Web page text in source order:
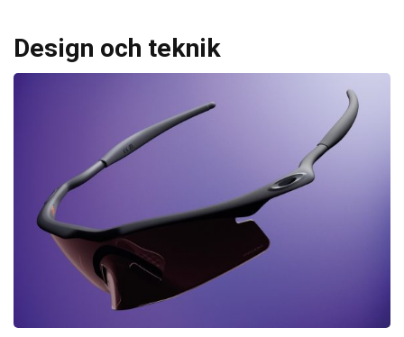
Design och teknik